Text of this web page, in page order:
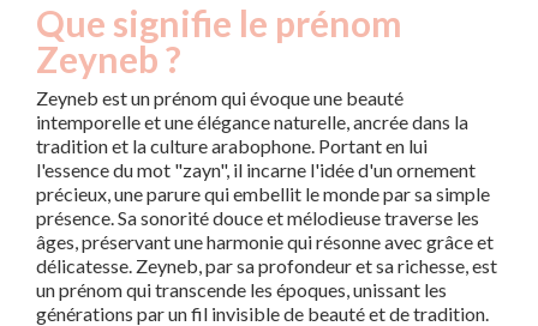
Que signifie le prénom
Zeyneb ?
Zeyneb est un prénom qui évoque une beauté
intemporelle et une élégance naturelle, ancrée dans la
tradition et la culture arabophone. Portant en lui
l'essence du mot "zayn", il incarne l'idée d'un ornement
précieux, une parure qui embellit le monde par sa simple
présence. Sa sonorité douce et mélodieuse traverse les
âges, préservant une harmonie qui résonne avec grâce et
délicatesse. Zeyneb, par sa profondeur et sa richesse, est
un prénom qui transcende les époques, unissant les
générations par un fil invisible de beauté et de tradition.